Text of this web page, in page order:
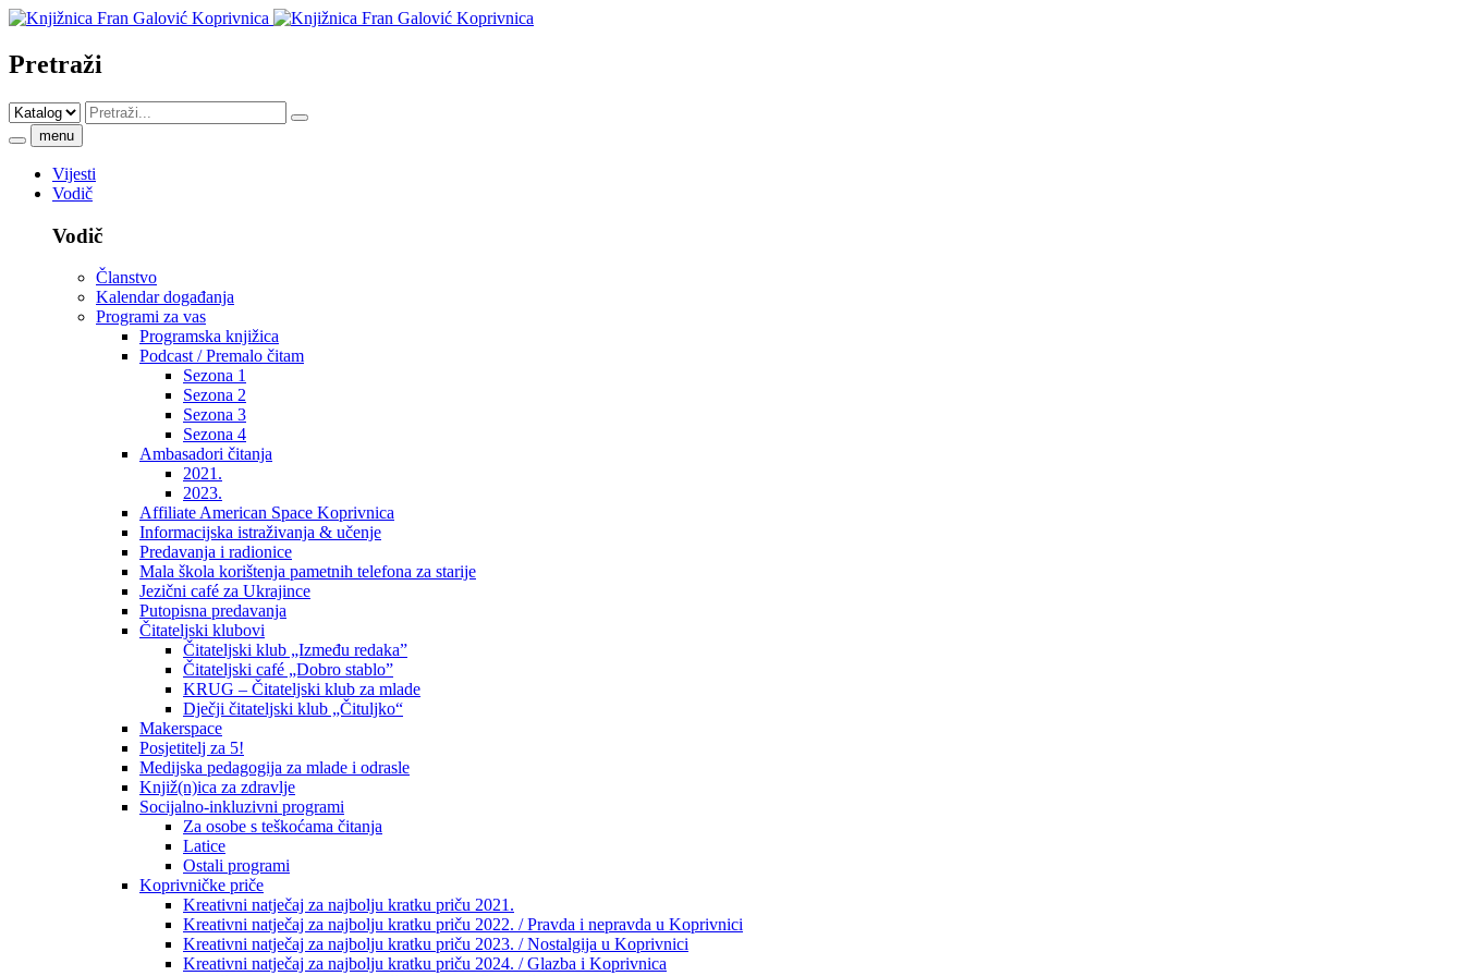
Pretraži
menu
Vijesti
Vodič
Vodič
Članstvo
Kalendar događanja
Programi za vas
Programska knjižica
Podcast / Premalo čitam
Sezona 1
Sezona 2
Sezona 3
Sezona 4
Ambasadori čitanja
2021.
2023.
Affiliate American Space Koprivnica
Informacijska istraživanja & učenje
Predavanja i radionice
Mala škola korištenja pametnih telefona za starije
Jezični café za Ukrajince
Putopisna predavanja
Čitateljski klubovi
Čitateljski klub „Između redaka”
Čitateljski café „Dobro stablo”
KRUG – Čitateljski klub za mlade
Dječji čitateljski klub „Čituljko“
Makerspace
Posjetitelj za 5!
Medijska pedagogija za mlade i odrasle
Knjiž(n)ica za zdravlje
Socijalno-inkluzivni programi
Za osobe s teškoćama čitanja
Latice
Ostali programi
Koprivničke priče
Kreativni natječaj za najbolju kratku priču 2021.
Kreativni natječaj za najbolju kratku priču 2022. / Pravda i nepravda u Koprivnici
Kreativni natječaj za najbolju kratku priču 2023. / Nostalgija u Koprivnici
Kreativni natječaj za najbolju kratku priču 2024. / Glazba i Koprivnica